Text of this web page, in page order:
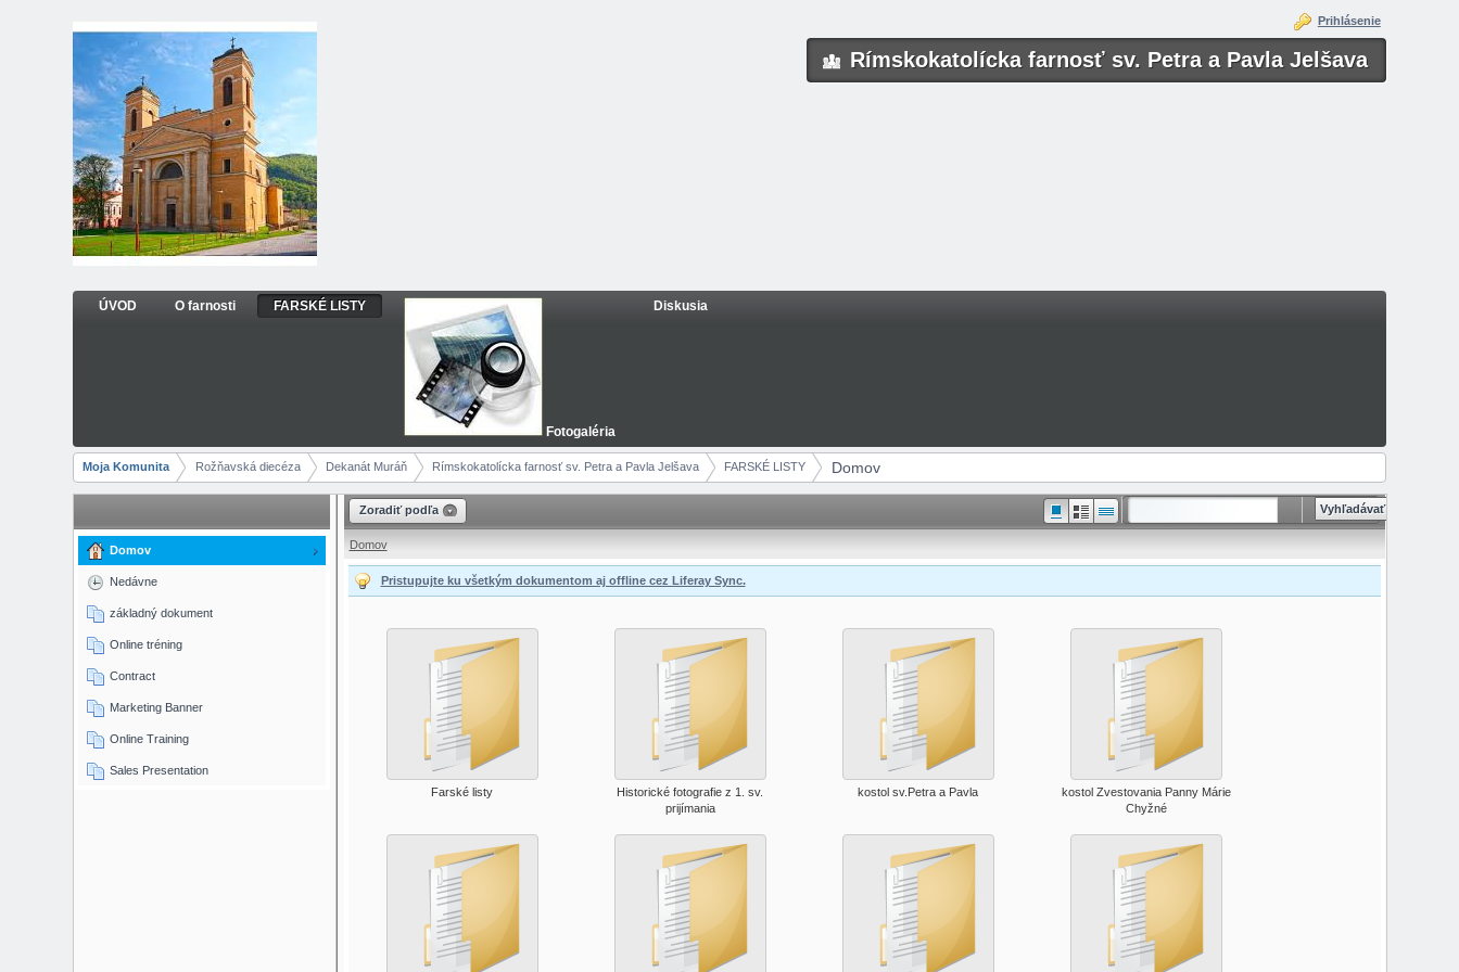
Prejsť k obsahu
Rímskokatolícka farnosť sv. Petra a Pavla Jelšava
Prihlásenie
ÚVOD O farnosti FARSKÉ LISTY
Fotogaléria
Diskusia
panely, lišty
Moja Komunita Rožňavská diecéza Dekanát Muráň Rímskokatolícka farnosť sv. Petra a Pavla Jelšava FARSKÉ LISTY Domov
Domov
Nedávne
základný dokument
Online tréning
Contract
Marketing Banner
Online Training
Sales Presentation
Zoradiť podľa
Domov
Pristupujte ku všetkým dokumentom aj offline cez Liferay Sync.
Farské listy
Historické fotografie z 1. sv.
prijímania
kostol sv.Petra a Pavla
kostol Zvestovania Panny Márie
Chyžné